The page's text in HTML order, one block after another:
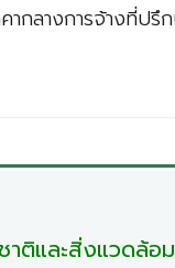
กลางการจ้างที่ปรึ
าติและสิ่งแวดล้อม